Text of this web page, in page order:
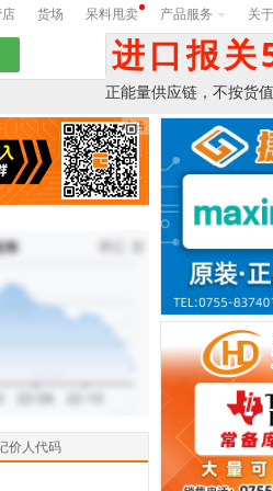
货场 呆料甩卖 产品服务 关
进口报
正能量供应链，不按货
价人代码